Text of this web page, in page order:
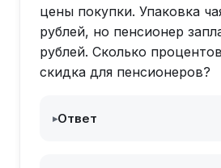
цены покупки. Упаковка
рублей, но пенсионер
рублей. Сколько
скидка для пенсионеров?
▸Ответ